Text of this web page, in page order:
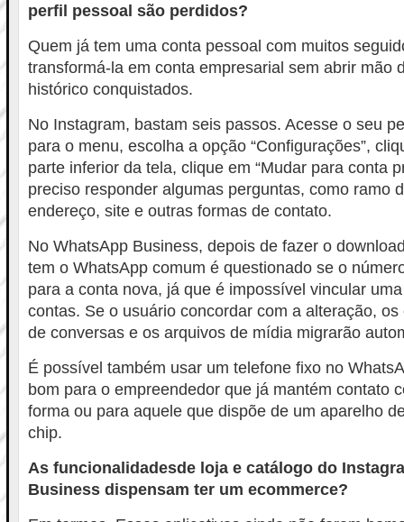
perfil pessoal são perdidos?
Quem já tem uma conta pessoal com muitos
transformá-la em conta empresarial sem abrir mão
histórico conquistados.
No Instagram, bastam seis passos. Acesse o seu
para o menu, escolha a opção “Configurações”,
parte inferior da tela, clique em “Mudar para conta
preciso responder algumas perguntas, como ramo
endereço, site e outras formas de contato.
No WhatsApp Business, depois de fazer o
tem o WhatsApp comum é questionado se o
para a conta nova, já que é impossível vincular
contas. Se o usuário concordar com a alteração,
de conversas e os arquivos de mídia migrarão
É possível também usar um telefone fixo no
bom para o empreendedor que já mantém contato
forma ou para aquele que dispõe de um aparelho
chip.
As funcionalidadesde loja e catálogo do
Business dispensam ter um ecommerce?